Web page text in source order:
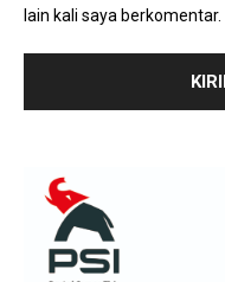
lain kali saya berkomentar.